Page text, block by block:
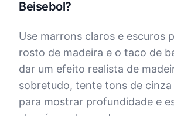
Beisebol?
Use marrons claros e escuros
rosto de madeira e o taco de
dar um efeito realista de
sobretudo, tente tons de
para mostrar profundidade e